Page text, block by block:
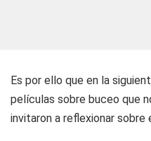
Es por ello que en la
películas sobre buceo que
invitaron a reflexionar sobre